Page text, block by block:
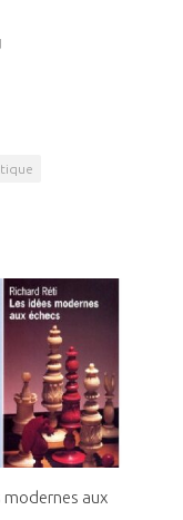
modernes aux